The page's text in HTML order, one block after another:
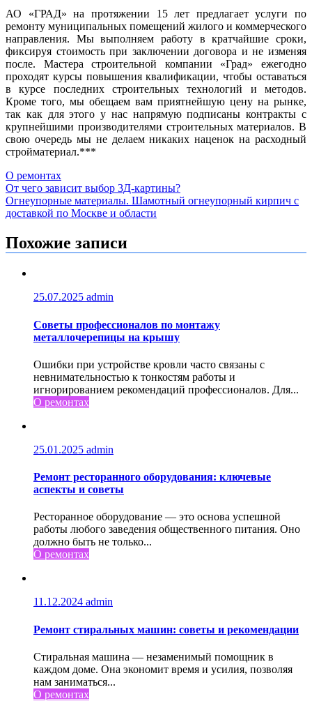
АО «ГРАД» на протяжении 15 лет предлагает услуги по
ремонту муниципальных помещений жилого и коммерческого
направления. Мы выполняем работу в кратчайшие сроки,
фиксируя стоимость при заключении договора и не изменяя
после. Мастера строительной компании «Град» ежегодно
проходят курсы повышения квалификации, чтобы оставаться
в курсе последних строительных технологий и методов.
Кроме того, мы обещаем вам приятнейшую цену на рынке,
так как для этого у нас напрямую подписаны контракты с
крупнейшими производителями строительных материалов. В
свою очередь мы не делаем никаких наценок на расходный
стройматериал.***
О ремонтах
Навигация
по
От чего зависит выбор 3Д-картины?
Огнеупорные материалы. Шамотный огнеупорный кирпич с
доставкой по Москве и области
Похожие записи
25.07.2025 admin
Советы профессионалов по монтажу
металлочерепицы на крышу
Ошибки при устройстве кровли часто связаны с
невнимательностью к тонкостям работы и
игнорированием рекомендаций профессионалов. Для...
О ремонтах
25.01.2025 admin
Ремонт ресторанного оборудования: ключевые
аспекты и советы
Ресторанное оборудование — это основа успешной
работы любого заведения общественного питания. Оно
должно быть не только...
О ремонтах
11.12.2024 admin
Ремонт стиральных машин: советы и рекомендации
Стиральная машина — незаменимый помощник в
каждом доме. Она экономит время и усилия, позволяя
нам заниматься...
О ремонтах